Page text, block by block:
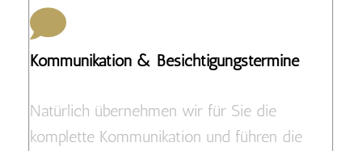
Kommunikation & Besichtigungstermine
Natürlich übernehmen wir für Sie die
komplette Kommunikation und führen die